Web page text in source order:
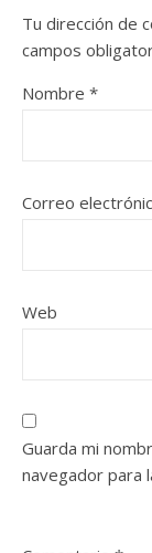
Tu dirección de
campos
Nombre *
Correo
Web
Guarda mi
navegador para